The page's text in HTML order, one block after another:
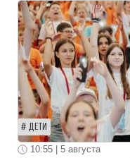
ДЕТИ
10:55 | 5 августа